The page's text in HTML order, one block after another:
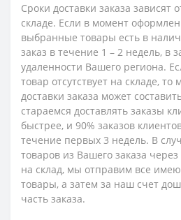
Сроки доставки заказа зависят
складе. Если в момент
выбранные товары есть в
заказ в течение 1 – 2 недель, в
удаленности Вашего региона.
товар отсутствует на складе,
доставки заказа может
стараемся доставлять заказы
быстрее, и 90% заказов
течение первых 3 недель. В
товаров из Вашего заказа
на склад, мы отправим все
товары, а затем за наш счет
часть заказа.